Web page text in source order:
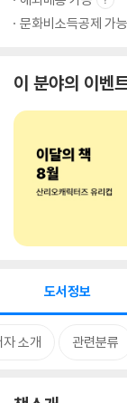
문화비소득공제 가능
이 분야의 이벤
도서정보
자 소개 관련분류